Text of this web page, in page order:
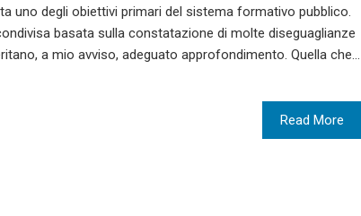
uno degli obiettivi primari del sistema formativo pubblico.
basata sulla constatazione di molte diseguaglianze
a mio avviso, adeguato approfondimento. Quella che…
Read More